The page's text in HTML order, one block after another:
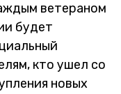
ветераном
будет
кто ушел со
новых